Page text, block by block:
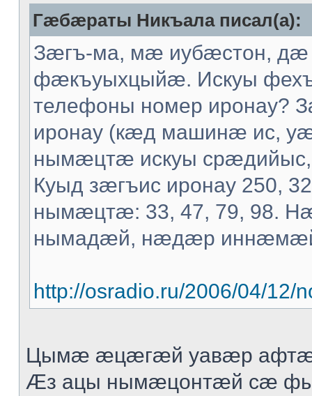
Гæбæраты Никъала писал(а):
Зæгъ-ма, мæ иубæстон,
фæкъуыхцыйæ. Искуы
телефоны номер
иронау (кæд машинæ ис,
нымæцтæ искуы
Куыд зæгъис иронау 250,
нымæцтæ: 33, 47, 79, 98.
нымадæй, нæдæр
http://osradio.ru/2006/04/12/
Цымæ æцæгæй уавæр
Æз ацы нымæцонтæй сæ